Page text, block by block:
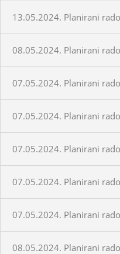
13.05.2024. Planirani
08.05.2024. Planirani
07.05.2024. Planirani
07.05.2024. Planirani
07.05.2024. Planirani
07.05.2024. Planirani
07.05.2024. Planirani
08.05.2024. Planirani